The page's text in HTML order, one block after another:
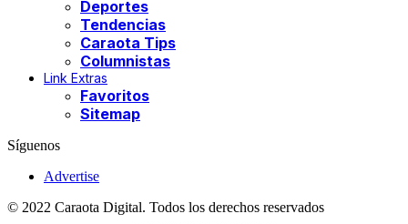
Deportes
Tendencias
Caraota Tips
Columnistas
Link Extras
Favoritos
Sitemap
Síguenos
Advertise
© 2022 Caraota Digital. Todos los derechos reservados